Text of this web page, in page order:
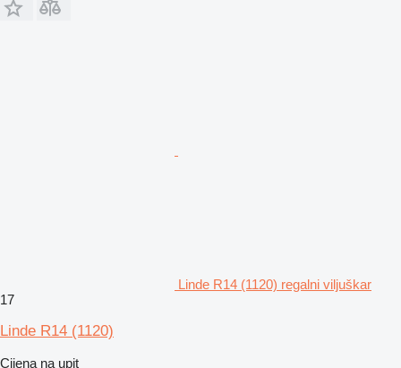
Linde R14 (1120) regalni viljuškar
17
Linde R14 (1120)
Cijena na upit